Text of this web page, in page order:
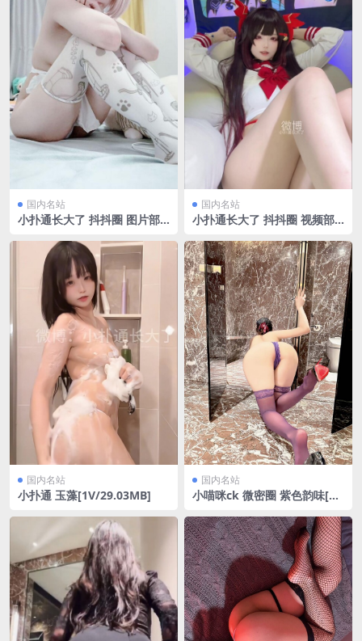
国内名站
小扑通长大了 抖抖圈 图片部
国内名站
小扑通长大了 抖抖圈 视频部
国内名站
小扑通 玉藻[1V/29.03MB]
国内名站
小喵咪ck 微密圈 紫色韵味[19